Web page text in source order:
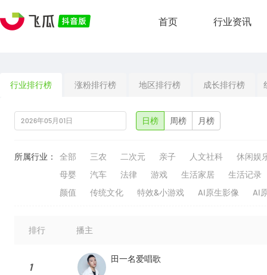
首页 行业资讯
行业排行榜 涨粉排行榜 地区排行榜 成长排行榜
日榜 周榜 月榜
所属行业： 全部 三农 二次元 亲子 人文社科
休闲娱
母婴
汽车 法律 游戏 生活家居
生活记录
颜值
传统文化 特效&小游戏 AI原生影像 AI
排行 播主
1
田一名爱唱歌